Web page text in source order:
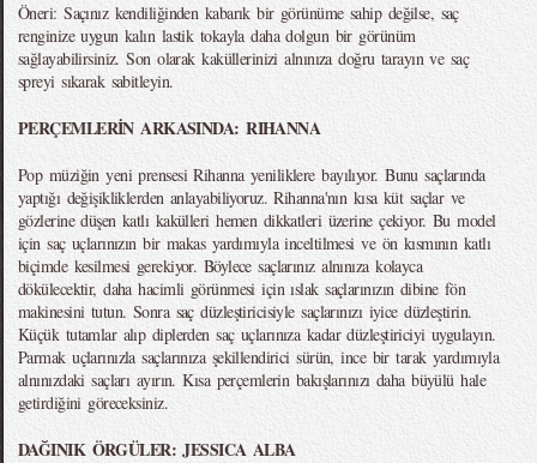
Öneri: Saçınız kendiliğinden kabarık bir görünüme sahip değilse, saç
renginize uygun kalın lastik tokayla daha dolgun bir görünüm
sağlayabilirsiniz. Son olarak kaküllerinizi alnınıza doğru tarayın ve saç
spreyi sıkarak sabitleyin.
PERÇEMLERİN ARKASINDA: RIHANNA
Pop müziğin yeni prensesi Rihanna yeniliklere bayılıyor. Bunu saçlarında
yaptığı değişikliklerden anlayabiliyoruz. Rihanna'nın kısa küt saçlar ve
gözlerine düşen katlı kakülleri hemen dikkatleri üzerine çekiyor. Bu model
için saç uçlarınızın bir makas yardımıyla inceltilmesi ve ön kısmının katlı
biçimde kesilmesi gerekiyor. Böylece saçlarınız alnınıza kolayca
dökülecektir, daha hacimli görünmesi için ıslak saçlarınızın dibine fön
makinesini tutun. Sonra saç düzleştiricisiyle saçlarınızı iyice düzleştirin.
Küçük tutamlar alıp diplerden saç uçlarınıza kadar düzleştiriciyi uygulayın.
Parmak uçlarınızla saçlarınıza şekillendirici sürün, ince bir tarak yardımıyla
alnınızdaki saçları ayırın. Kısa perçemlerin bakışlarınızı daha büyülü hale
getirdiğini göreceksiniz.
DAĞINIK ÖRGÜLER: JESSICA ALBA